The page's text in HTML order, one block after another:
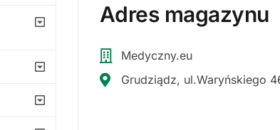
Adres magazynu
Medyczny.eu
Grudziądz, ul.Waryńskiego